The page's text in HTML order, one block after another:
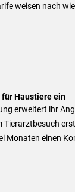
weisen nach
für Haustiere ein
erweitert ihr
Tierarztbesuch
Monaten einen